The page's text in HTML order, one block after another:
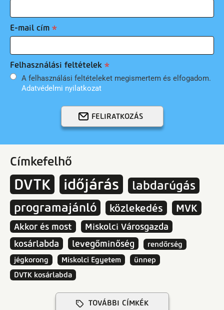
E-mail cím
Felhasználási feltételek
A felhasználási feltételeket megismertem és elfogadom.
Adatvédelmi nyilatkozat
FELIRATKOZÁS
Címkefelhő
DVTK időjárás
labdarúgás
programajánló
közlekedés MVK
Akkor és most
Miskolci Városgazda
kosárlabda
levegőminőség
rendőrség
jégkorong
Miskolci Egyetem
ünnep
DVTK kosárlabda
TOVÁBBI CÍMKÉK